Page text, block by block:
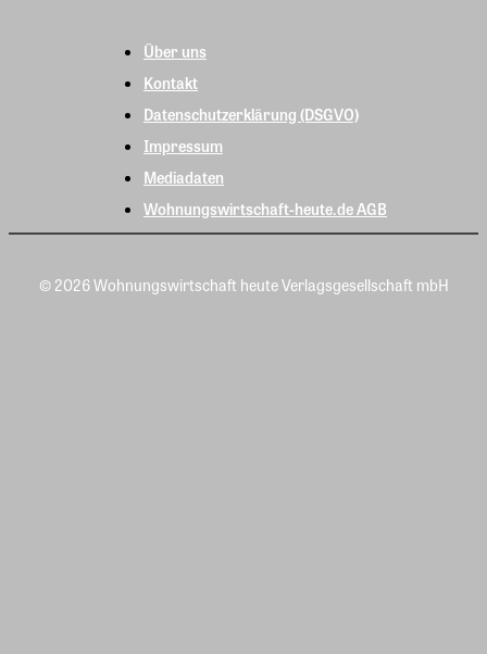
Über uns
Kontakt
Datenschutzerklärung (DSGVO)
Impressum
Mediadaten
Wohnungswirtschaft-heute.de AGB
© 2026 Wohnungswirtschaft heute Verlagsgesellschaft mbH